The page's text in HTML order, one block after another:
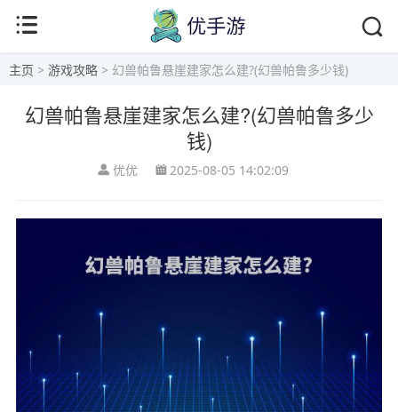
主页 > 游戏攻略 > 幻兽帕鲁悬崖建家怎么建?(幻兽帕鲁多少钱)
幻兽帕鲁悬崖建家怎么建?(幻兽帕鲁多少
钱)
优优 2025-08-05 14:02:09